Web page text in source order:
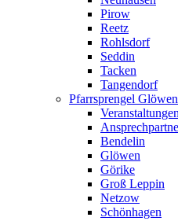
Pirow
Reetz
Rohlsdorf
Seddin
Tacken
Tangendorf
Pfarrsprengel
Bendelin
Glöwen
Görike
Groß Leppin
Netzow
Schönhagen